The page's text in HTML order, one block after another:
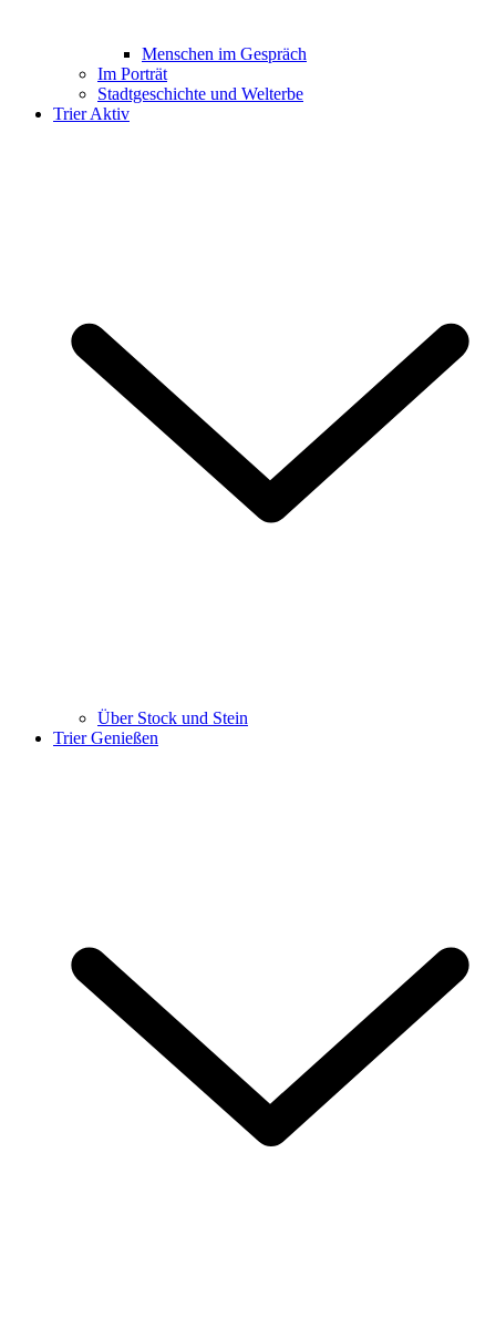
Menschen im Gespräch
Im Porträt
Stadtgeschichte und Welterbe
Trier Aktiv
Über Stock und Stein
Trier Genießen